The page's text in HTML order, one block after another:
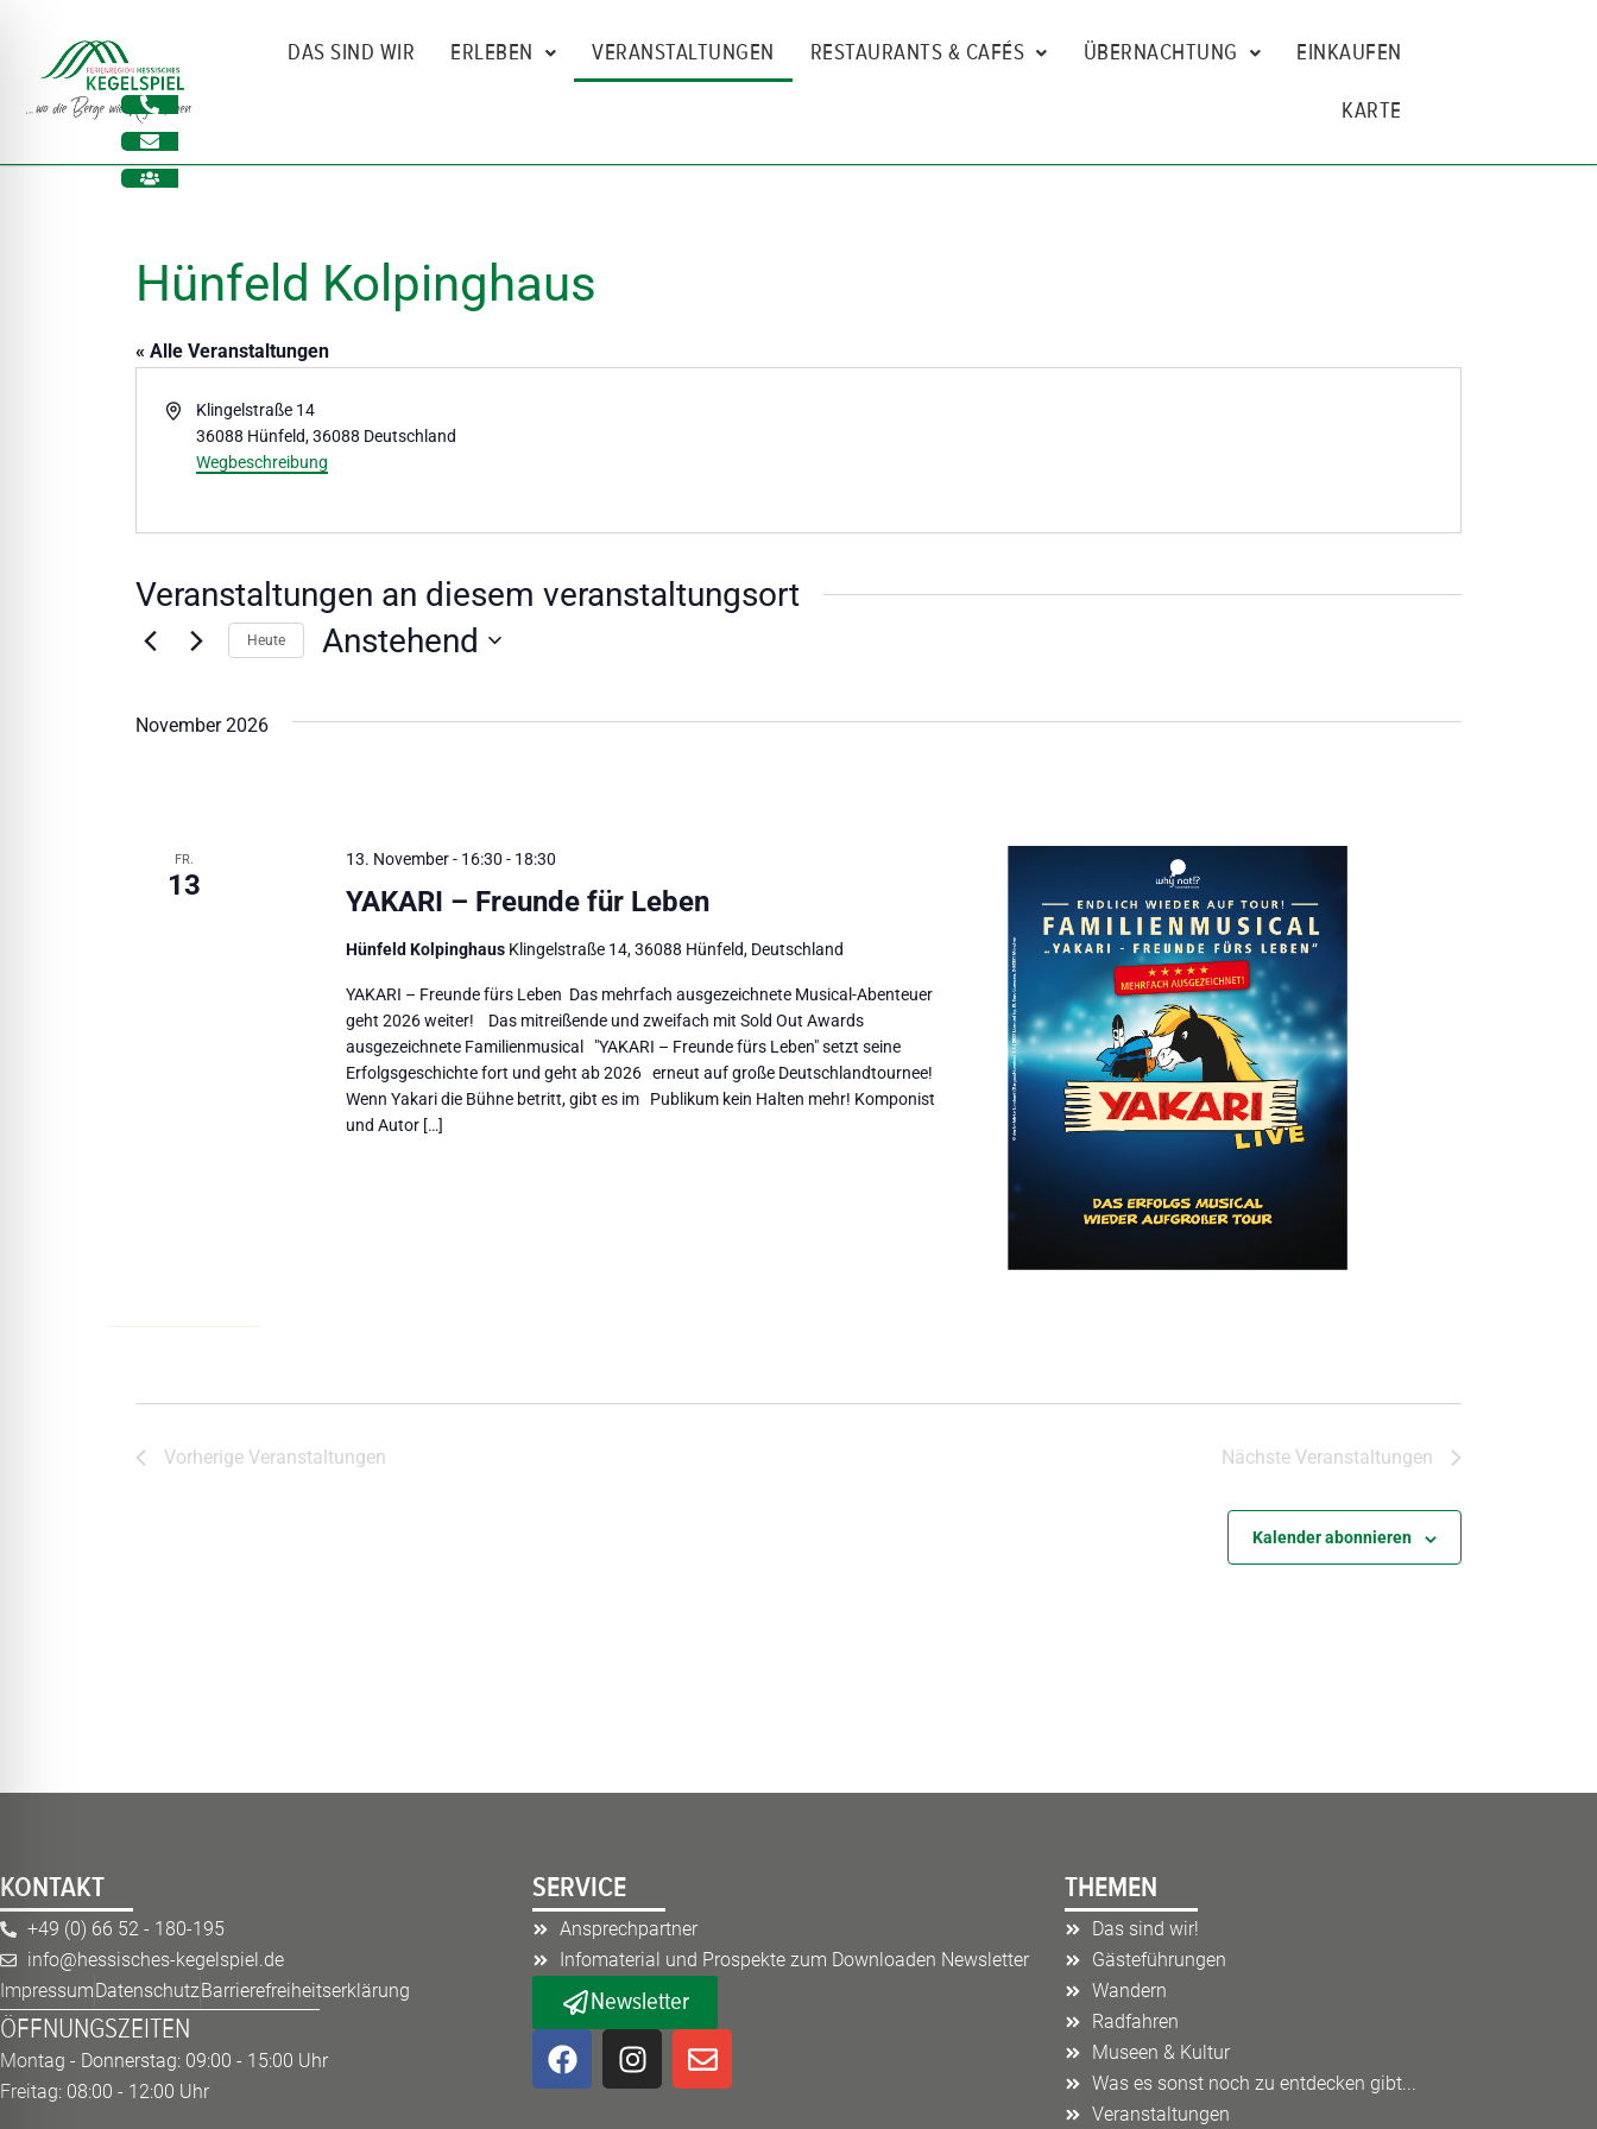
springen
DAS SIND WIR ERLEBEN VERANSTALTUNGEN RESTAURANTS & CAFÉS ÜBERNACHTUNG EINKAUFEN
KARTE
Hünfeld Kolpinghaus
« Alle Veranstaltungen
AdresseKlingelstraße 14
36088 Hünfeld, 36088 Deutschland
Wegbeschreibung
Veranstaltungen an diesem veranstaltungsort
Heute Anstehend
November 2026
FR.
13 YAKARI – Freunde für Leben
13. November - 16:30 - 18:30
Hünfeld Kolpinghaus Klingelstraße 14, 36088 Hünfeld, Deutschland
YAKARI – Freunde fürs Leben Das mehrfach ausgezeichnete Musical-Abenteuer
geht 2026 weiter! Das mitreißende und zweifach mit Sold Out Awards
ausgezeichnete Familienmusical "YAKARI – Freunde fürs Leben" setzt seine
Erfolgsgeschichte fort und geht ab 2026 erneut auf große Deutschlandtournee!
Wenn Yakari die Bühne betritt, gibt es im Publikum kein Halten mehr! Komponist
und Autor […]
Vorherige Veranstaltungen Nächste Veranstaltungen
Kalender abonnieren
KONTAKT
+49 (0) 66 52 - 180-195
info@hessisches-kegelspiel.de
Impressum DatenschutzBarrierefreiheitserklärung
ÖFFNUNGSZEITEN
Montag - Donnerstag: 09:00 - 15:00 Uhr
Freitag: 08:00 - 12:00 Uhr
SERVICE
Ansprechpartner
Infomaterial und Prospekte zum Downloaden Newsletter
Newsletter
F
a
I
n
E
n
THEMEN
Das sind wir!
Gästeführungen
Wandern
Radfahren
Museen & Kultur
Was es sonst noch zu entdecken gibt...
Veranstaltungen
Anfallsicherheit
freundlicher Modus